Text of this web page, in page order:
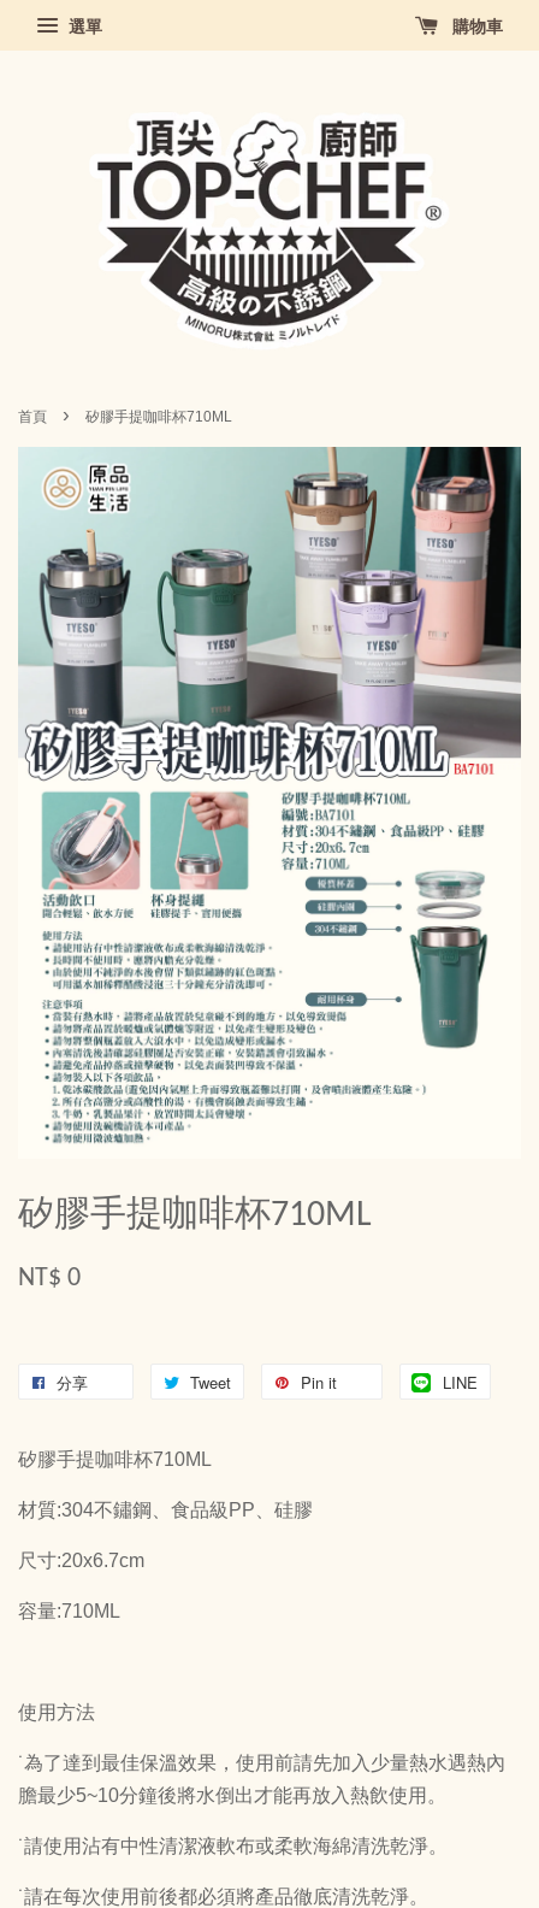
選單 購物車
首頁 › 矽膠手提咖啡杯710ML
矽膠手提咖啡杯710ML
NT$ 0
分享 Tweet Pin it LINE
矽膠手提咖啡杯710ML
材質:304不鏽鋼、食品級PP、硅膠
尺寸:20x6.7cm
容量:710ML
使用方法
˙為了達到最佳保溫效果，使用前請先加入少量熱水遇熱內
膽最少5~10分鐘後將水倒出才能再放入熱飲使用。
˙請使用沾有中性清潔液軟布或柔軟海綿清洗乾淨。
˙請在每次使用前後都必須將產品徹底清洗乾淨。